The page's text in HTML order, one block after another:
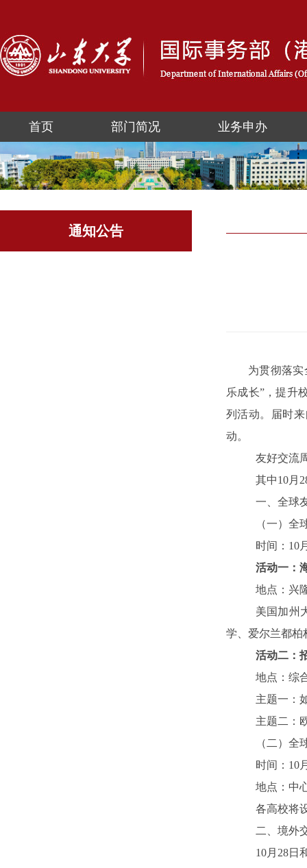
首页 部门简况 业务申办
通知公告
为贯彻落实
乐成长”，提升
列活动。届时
动。
友好交流
其中10月
一、全球
（一）全
时间：10
活动一：
地点：兴
美国加州
学、爱尔兰都柏
活动二：
地点：综
主题一：
主题二：
（二）全
时间：10
地点：中
各高校将
二、境外
10月28日